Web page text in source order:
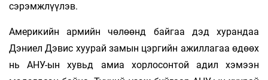
сэрэмжлүүлэв.
Америкийн армийн чөлөөнд байгаа дэд хурандаа
Дэниел Дэвис хуурай замын цэргийн ажиллагаа өдөөх
нь АНУ-ын хувьд амиа хорлосонтой адил хэмээн